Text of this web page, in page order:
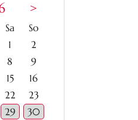
>
Samstag
Sonntag
1
2
8
9
15
16
22
23
29
30